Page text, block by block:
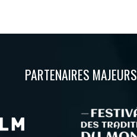
PARTENAIRES MAJEURS